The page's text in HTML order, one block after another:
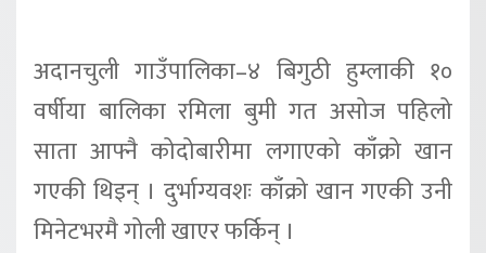
अदानचुली गाउँपालिका–४ बिगुठी हुम्लाकी १०
वर्षीया बालिका रमिला बुमी गत असोज पहिलो
साता आफ्नै कोदोबारीमा लगाएको काँक्रो खान
गएकी थिइन् । दुर्भाग्यवशः काँक्रो खान गएकी उनी
मिनेटभरमै गोली खाएर फर्किन् ।